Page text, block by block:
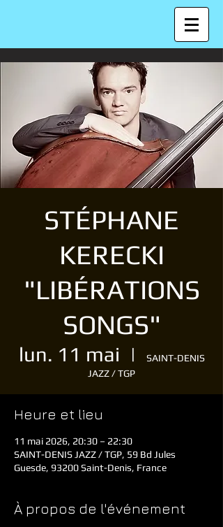
STÉPHANE
KERECKI
"LIBÉRATIONS
SONGS"
lun. 11 mai
  |
SAINT-DENIS
JAZZ / TGP
Heure et lieu
11 mai 2026, 20:30 – 22:30
SAINT-DENIS JAZZ / TGP, 59 Bd Jules
Guesde, 93200 Saint-Denis, France
À propos de l'événement